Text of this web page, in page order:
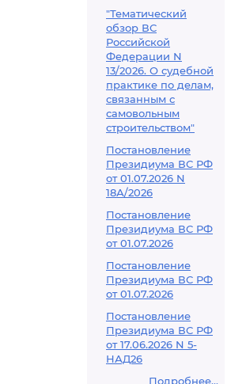
"Тематический
обзор ВС
Российской
Федерации N
13/2026. О судебной
практике по делам,
связанным с
самовольным
строительством"
Постановление
Президиума ВС РФ
от 01.07.2026 N
18А/2026
Постановление
Президиума ВС РФ
от 01.07.2026
Постановление
Президиума ВС РФ
от 01.07.2026
Постановление
Президиума ВС РФ
от 17.06.2026 N 5-
НАД26
Подробнее...